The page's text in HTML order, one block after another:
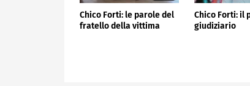
Chico Forti: le parole del
fratello della vittima
Chico Forti: il
giudiziario